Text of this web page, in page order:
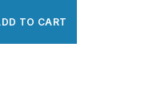
TO CART